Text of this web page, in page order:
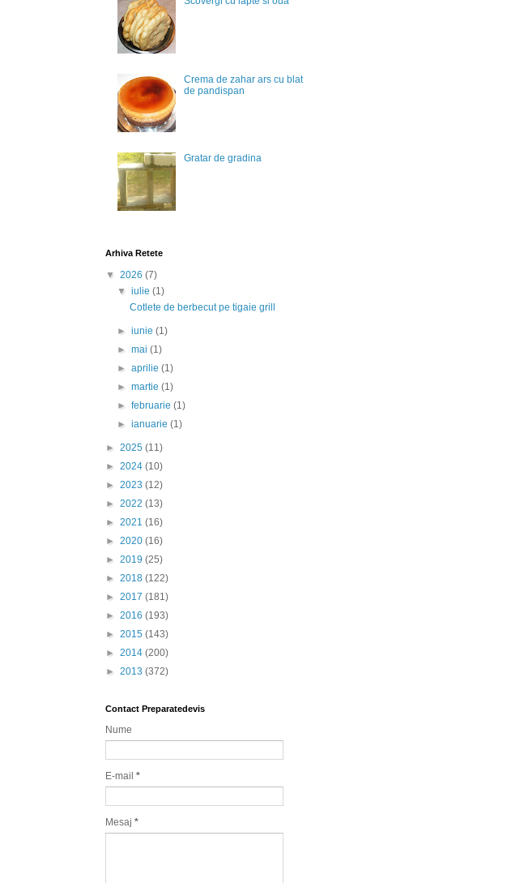
Crema de zahar ars cu blat
de pandispan
Gratar de gradina
Arhiva Retete
▼ 2026 (7)
▼iulie(1)
Cotlete de berbecut pe tigaie grill
►iunie(1)
►mai(1)
►aprilie(1)
►martie(1)
►februarie(1)
►ianuarie(1)
► 2025 (11)
► 2024 (10)
► 2023 (12)
► 2022 (13)
► 2021 (16)
► 2020 (16)
► 2019 (25)
► 2018 (122)
► 2017 (181)
► 2016 (193)
► 2015 (143)
► 2014 (200)
► 2013 (372)
Contact Preparatedevis
Nume
E-mail *
Mesaj *